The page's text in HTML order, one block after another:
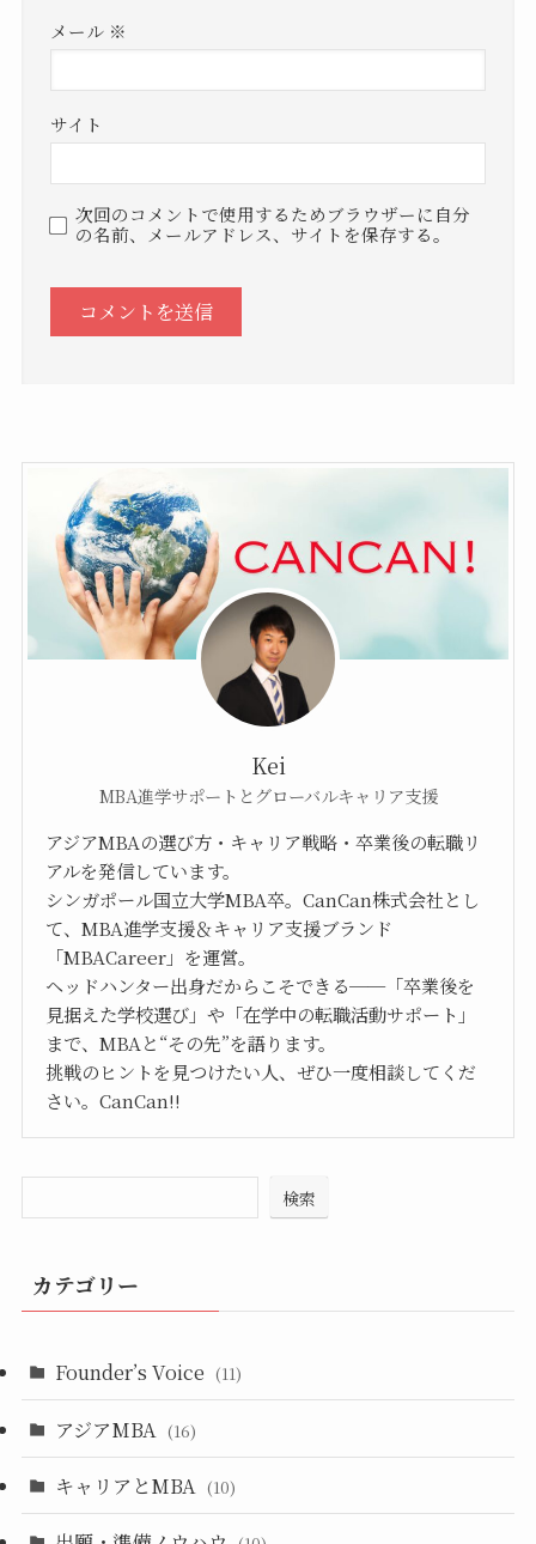
メール ※
サイト
次回のコメントで使用するためブラウザーに自分
の名前、メールアドレス、サイトを保存する。
Kei
MBA進学サポートとグローバルキャリア支援
アジアMBAの選び方・キャリア戦略・卒業後の転職リ
アルを発信しています。
シンガポール国立大学MBA卒。CanCan株式会社とし
て、MBA進学支援＆キャリア支援ブランド
「MBACareer」を運営。
ヘッドハンター出身だからこそできる──「卒業後を
見据えた学校選び」や「在学中の転職活動サポート」
まで、MBAと“その先”を語ります。
挑戦のヒントを見つけたい人、ぜひ一度相談してくだ
さい。CanCan!!
検索
カテゴリー
Founder’s Voice (11)
アジアMBA (16)
キャリアとMBA (10)